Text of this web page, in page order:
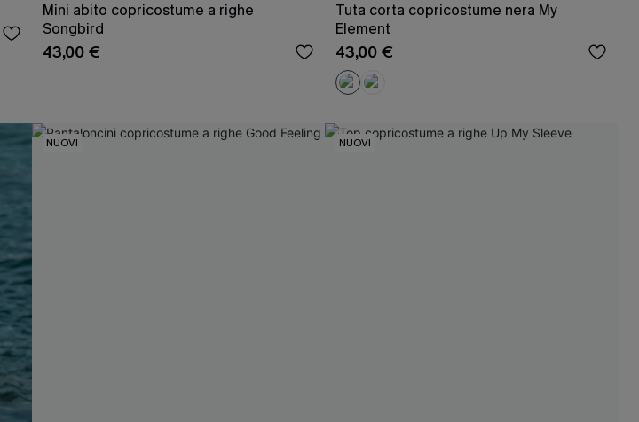
Mini abito copricostume a righe
Songbird
43,00 €
Tuta corta copricostume nera My
Element
43,00 €
NUOVI NUOVI